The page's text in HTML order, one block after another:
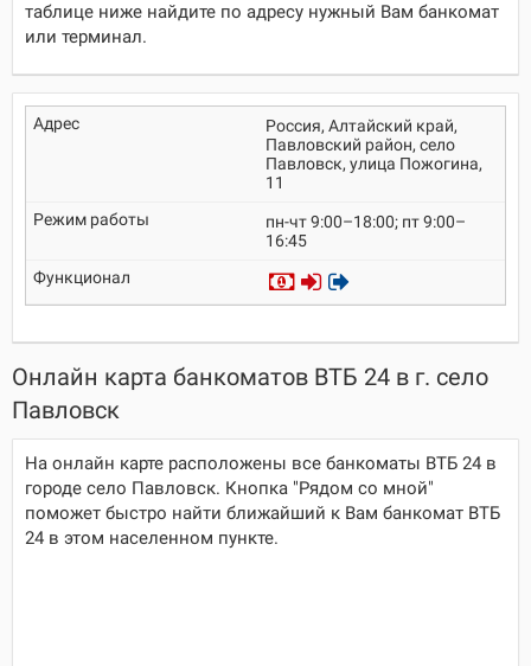
таблице ниже найдите по адресу нужный Вам банкомат
или терминал.
Россия, Алтайский край,
Павловский район, село
Павловск, улица Пожогина,
11
пн-чт 9:00–18:00; пт 9:00–
16:45
Онлайн карта банкоматов ВТБ 24 в г. село
Павловск
На онлайн карте расположены все банкоматы ВТБ 24 в
городе село Павловск. Кнопка "Рядом со мной"
поможет быстро найти ближайший к Вам банкомат ВТБ
24 в этом населенном пункте.